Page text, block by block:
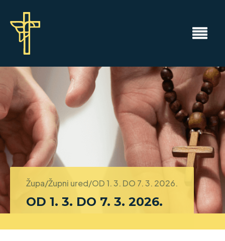
Župa/Župni ured/OD 1. 3. DO 7. 3. 2026.
OD 1. 3. DO 7. 3. 2026.